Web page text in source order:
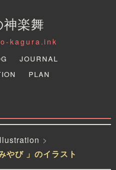
楽舞
kagura.ink
Journal
Plan
やび 」のイラスト